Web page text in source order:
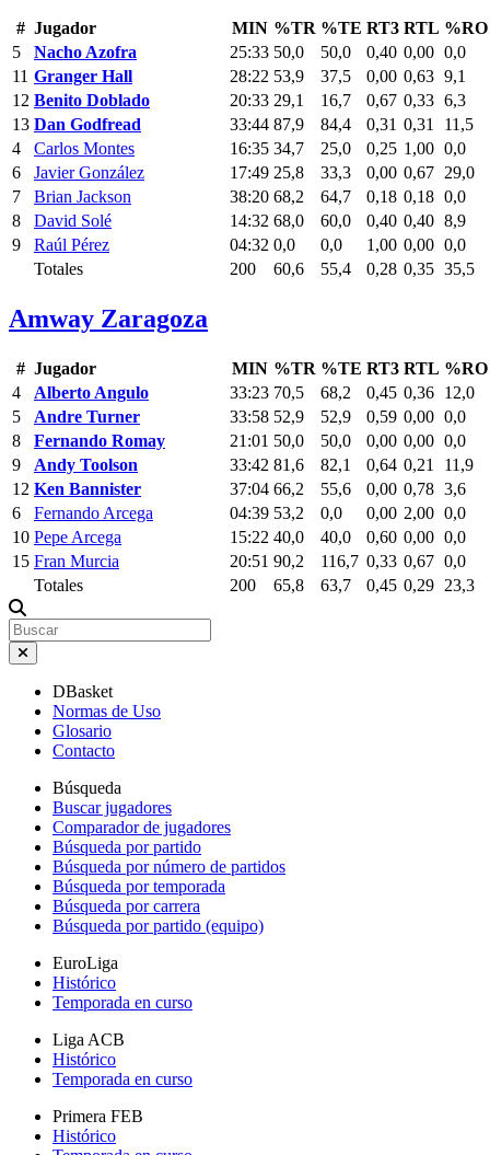
# Jugador MIN %TR %TE RT3 RTL %RO
5
Nacho Azofra 25:33 50,0 50,0 0,40 0,00 0,0
11 Granger Hall 28:22 53,9 37,5 0,00 0,63 9,1
12 Benito Doblado 20:33 29,1 16,7 0,67 0,33 6,3
13 Dan Godfread 33:44 87,9 84,4 0,31 0,31
11,5
4
Carlos Montes 16:35 34,7 25,0 0,25 1,00 0,0
6
Javier González 17:49 25,8 33,3 0,00 0,67 29,0
7
Brian Jackson 38:20 68,2 64,7 0,18 0,18 0,0
8
David Solé 14:32 68,0 60,0 0,40 0,40 8,9
9
Raúl Pérez 04:32 0,0 0,0 1,00 0,00 0,0
Totales
200 60,6 55,4 0,28 0,35 35,5
Amway Zaragoza
# Jugador MIN %TR %TE RT3 RTL %RO
4
Alberto Angulo 33:23 70,5 68,2 0,45 0,36 12,0
5
Andre Turner 33:58 52,9 52,9 0,59 0,00 0,0
8
Fernando Romay 21:01 50,0 50,0 0,00 0,00 0,0
9
Andy Toolson 33:42 81,6 82,1 0,64 0,21
11,9
12 Ken Bannister 37:04 66,2 55,6 0,00 0,78 3,6
6
Fernando Arcega 04:39 53,2 0,0 0,00 2,00 0,0
10 Pepe Arcega 15:22 40,0 40,0 0,60 0,00 0,0
15 Fran Murcia 20:51 90,2 116,7 0,33 0,67 0,0
Totales
200 65,8 63,7 0,45 0,29 23,3
DBasket
Normas de Uso
Glosario
Contacto
Búsqueda
Buscar jugadores
Comparador de jugadores
Búsqueda por partido
Búsqueda por número de partidos
Búsqueda por temporada
Búsqueda por carrera
Búsqueda por partido (equipo)
EuroLiga
Histórico
Temporada en curso
Liga ACB
Histórico
Temporada en curso
Primera FEB
Histórico